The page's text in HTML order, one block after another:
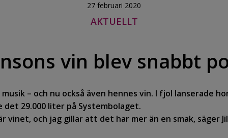
27 februari 2020
AKTUELLT
vin blev snabbt
– och nu också även hennes vin. I fjol lanserade
det 29.000 liter på Systembolaget.
vinet, och jag gillar att det har mer än en smak, säger